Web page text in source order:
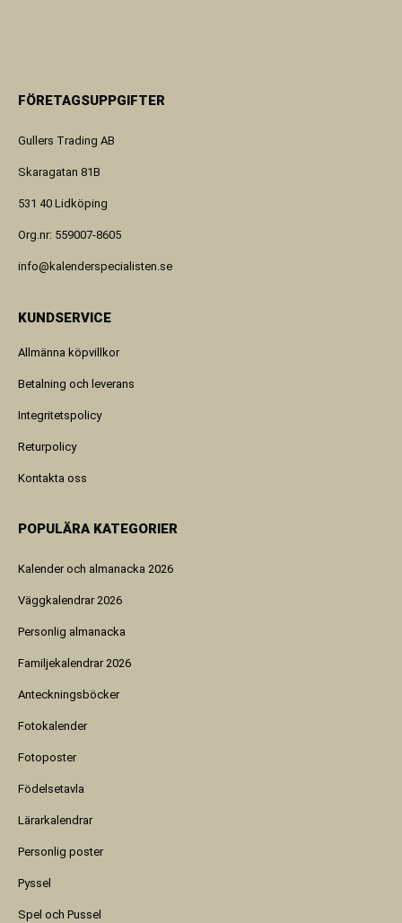
FÖRETAGSUPPGIFTER
Gullers Trading AB
Skaragatan 81B
531 40 Lidköping
Org.nr: 559007-8605
info@kalenderspecialisten.se
KUNDSERVICE
Allmänna köpvillkor
Betalning och leverans
Integritetspolicy
Returpolicy
Kontakta oss
POPULÄRA KATEGORIER
Kalender och almanacka 2026
Väggkalendrar 2026
Personlig almanacka
Familjekalendrar 2026
Anteckningsböcker
Fotokalender
Fotoposter
Födelsetavla
Lärarkalendrar
Personlig poster
Pyssel
Spel och Pussel